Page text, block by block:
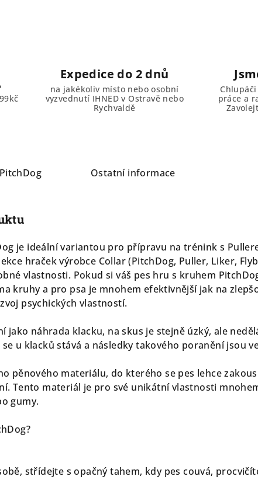
Expedice do 2 dnů
na jakékoliv místo nebo osobní
vyzvednutí IHNED v Ostravě nebo
Rychvaldě
práce a
PitchDog Ostatní informace
je ideální variantou pro přípravu na trénink s
hraček výrobce Collar (PitchDog, Puller, Liker,
vlastnosti. Pokud si váš pes hru s kruhem
kruhy a pro psa je mnohem efektivnější jak na
psychických vlastností.
jako náhrada klacku, na skus je stejně úzký, ale
u klacků stává a následky takového poranění jsou
pěnového materiálu, do kterého se pes lehce
Tento materiál je pro své unikátní vlastnosti
gumy.
střídejte s opačný tahem, kdy pes couvá,